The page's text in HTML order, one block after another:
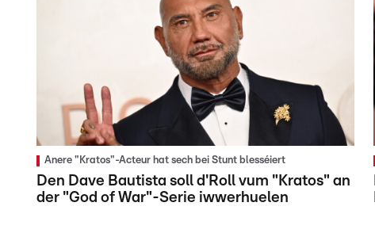
Anere "Kratos"-Acteur hat sech bei Stunt blesséiert
Den Dave Bautista soll d'Roll vum "Kratos" an
der "God of War"-Serie iwwerhuelen